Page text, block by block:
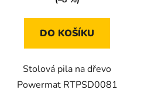
DO KOŠÍKU
Stolová pila na dřevo
Powermat RTPSD0081